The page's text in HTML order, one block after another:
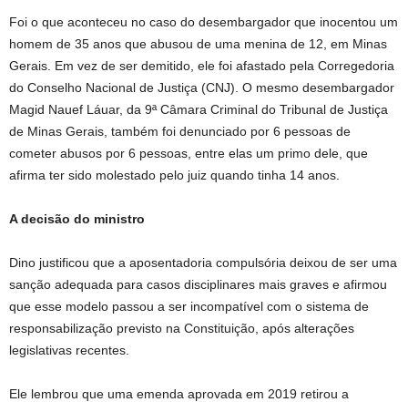
Foi o que aconteceu no caso do desembargador que inocentou um
homem de 35 anos que abusou de uma menina de 12, em Minas
Gerais. Em vez de ser demitido, ele foi afastado pela Corregedoria
do Conselho Nacional de Justiça (CNJ). O mesmo desembargador
Magid Nauef Láuar, da 9ª Câmara Criminal do Tribunal de Justiça
de Minas Gerais, também foi denunciado por 6 pessoas de
cometer abusos por 6 pessoas, entre elas um primo dele, que
afirma ter sido molestado pelo juiz quando tinha 14 anos.
A decisão do ministro
Dino justificou que a aposentadoria compulsória deixou de ser uma
sanção adequada para casos disciplinares mais graves e afirmou
que esse modelo passou a ser incompatível com o sistema de
responsabilização previsto na Constituição, após alterações
legislativas recentes.
Ele lembrou que uma emenda aprovada em 2019 retirou a